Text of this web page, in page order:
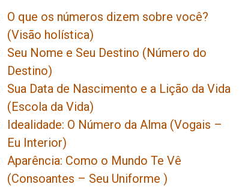
O que os números dizem sobre você?
(Visão holística)
Seu Nome e Seu Destino (Número do
Destino)
Sua Data de Nascimento e a Lição da Vida
(Escola da Vida)
Idealidade: O Número da Alma (Vogais –
Eu Interior)
Aparência: Como o Mundo Te Vê
(Consoantes – Seu Uniforme )